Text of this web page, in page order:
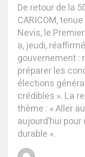
De retour de la
CARICOM,
Nevis, le
a, jeudi,
gouvernement :
préparer les
élections
crédibles ». La
thème : « Aller
aujourd’hui
durable ».